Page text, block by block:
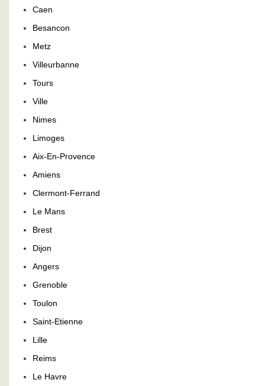
Caen
Besancon
Metz
Villeurbanne
Tours
Ville
Nimes
Limoges
Aix-En-Provence
Amiens
Clermont-Ferrand
Le Mans
Brest
Dijon
Angers
Grenoble
Toulon
Saint-Etienne
Lille
Reims
Le Havre